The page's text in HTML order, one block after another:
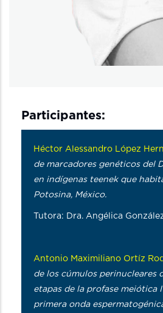
Participantes:
Héctor Alessandro López
de marcadores genéticos del
en indígenas teenek que
Potosina, México.
Tutora: Dra. Angélica
Antonio Maximiliano Ortíz
de los cúmulos perinucleares
etapas de la profase meiótica
primera onda